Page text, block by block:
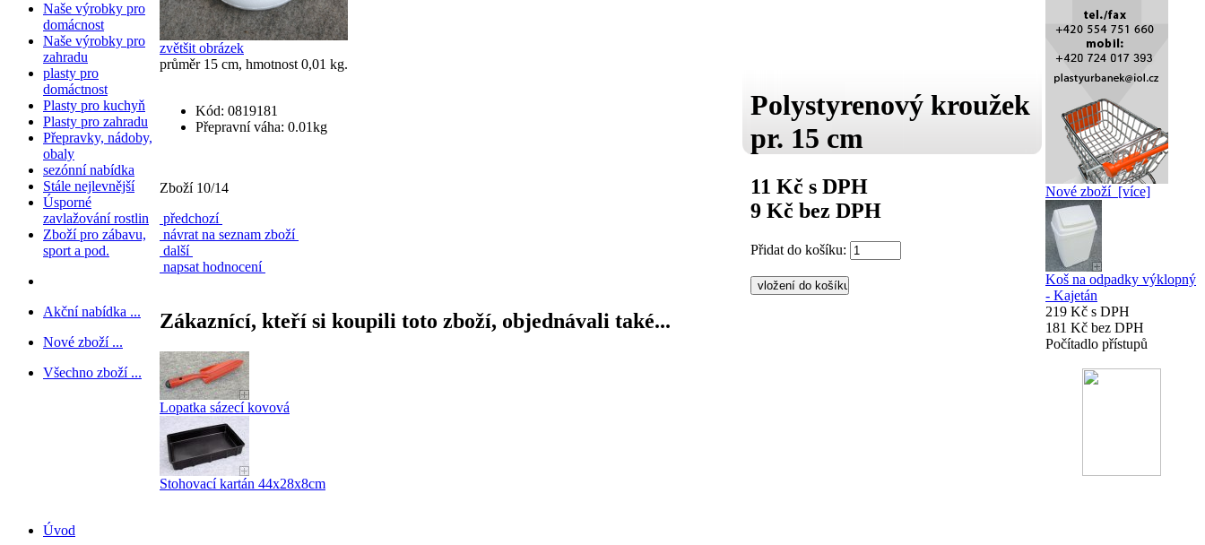
Naše výrobky pro
domácnost
Naše výrobky pro
zahradu
plasty pro
domáctnost
Plasty pro kuchyň
Plasty pro zahradu
Přepravky, nádoby,
obaly
sezónní nabídka
Stále nejlevnější
Úsporné
zavlažování rostlin
Zboží pro zábavu,
sport a pod.
Akční nabídka ...
Nové zboží ...
Všechno zboží ...
zvětšit obrázek
Polystyrenový kroužek
pr. 15 cm
11 Kč s DPH
9 Kč bez DPH
Přidat do košíku:
průměr 15 cm, hmotnost 0,01 kg.
Kód: 0819181
Přepravní váha: 0.01kg
Zboží 10/14
předchozí
návrat na seznam zboží
další
napsat hodnocení
Zákaznící, kteří si koupili toto zboží, objednávali také...
Lopatka sázecí kovová
Stohovací kartán 44x28x8cm
Nové zboží [více]
Koš na odpadky výklopný
- Kajetán
219 Kč s DPH
181 Kč bez DPH
Počítadlo přístupů
Úvod